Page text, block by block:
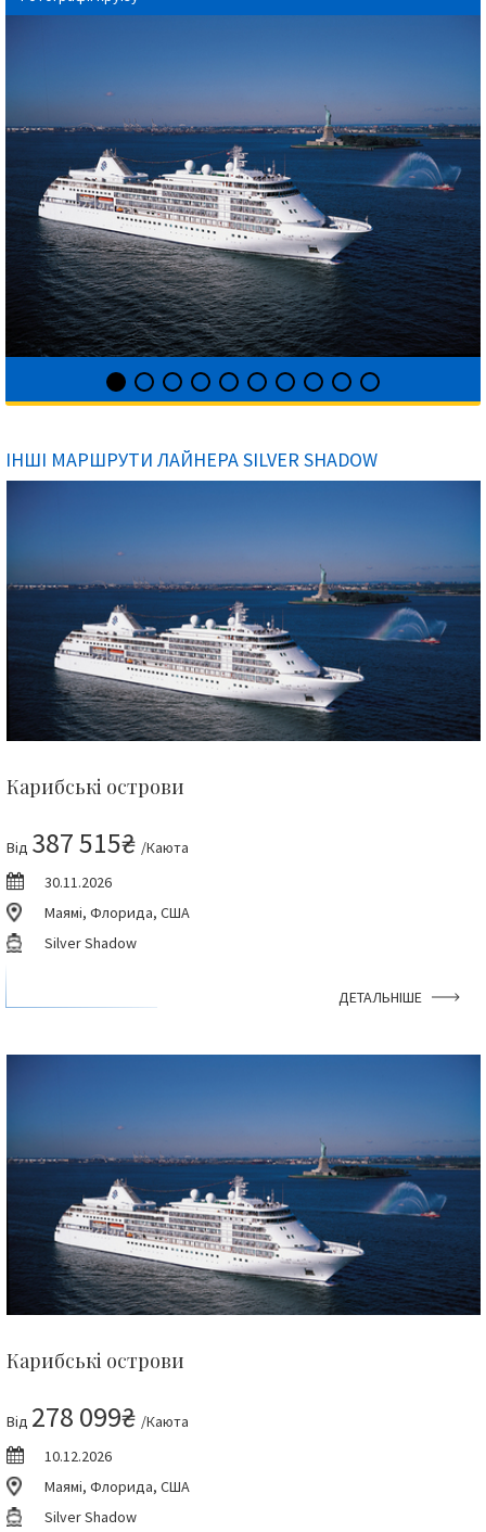
ІНШІ МАРШРУТИ ЛАЙНЕРА SILVER SHADOW
Карибські острови
Від 387 515₴ /Каюта
30.11.2026
Маямі, Флорида, США
Silver Shadow
ДЕТАЛЬНІШЕ
Карибські острови
Від 278 099₴ /Каюта
10.12.2026
Маямі, Флорида, США
Silver Shadow